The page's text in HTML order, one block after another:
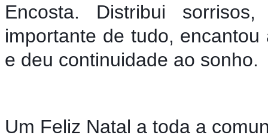
Encosta. Distribui
importante de tudo,
e deu continuidade ao sonho.
Um Feliz Natal a toda a